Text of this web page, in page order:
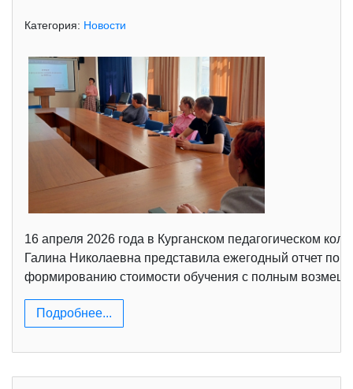
Категория: Новости
16 апреля 2026 года в Курганском педагогическом
Галина Николаевна представила ежегодный отчет по
формированию стоимости обучения с полным
Подробнее...